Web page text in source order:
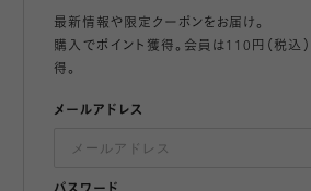
最新情報や限定クーポンをお届け。
購入でポイント獲得。会員は110円（税込
得。
メールアドレス